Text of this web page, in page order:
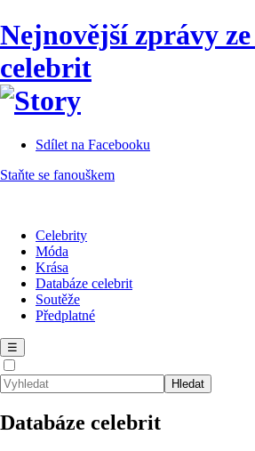
Nejnovější zprávy ze
celebrit
Sdílet na Facebooku
Staňte se fanouškem
Celebrity
Móda
Krása
Databáze celebrit
Soutěže
Předplatné
☰
Databáze celebrit